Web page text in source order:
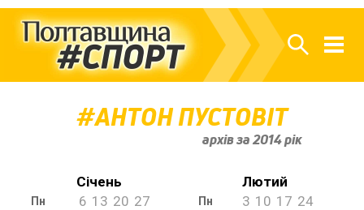
АНТОН ПУСТОВІТ
архів за 2014 рік
Січень
Пн 6 13 20 27
Лютий
Пн 3 10 17 24